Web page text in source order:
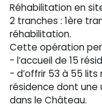
Réhabilitation en
2 tranches : 1ère
réhabilitation.
Cette opération
- l’accueil de 15
- d’offrir 53 à 55 lits
résidence dont une
dans le Château.